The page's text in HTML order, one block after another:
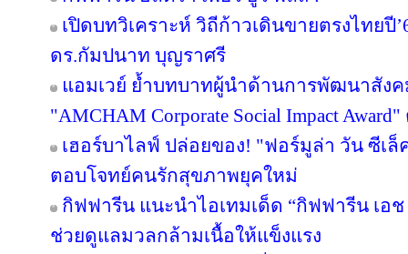
เปิดบทวิเคราะห์ วิถีก้าวเดินขายตรงไทยปี
ดร.กัมปนาท บุญราศรี
แอมเวย์ ย้ำบทบาทผู้นำด้านการพัฒนาสังค
"AMCHAM Corporate Social Impact
เฮอร์บาไลฟ์ ปล่อยของ! "ฟอร์มูล่า วัน ซีเ
ตอบโจทย์คนรักสุขภาพยุคใหม่
กิฟฟารีน แนะนำไอเทมเด็ด “กิฟฟารีน เอ
ช่วยดูแลมวลกล้ามเนื้อให้แข็งแรง